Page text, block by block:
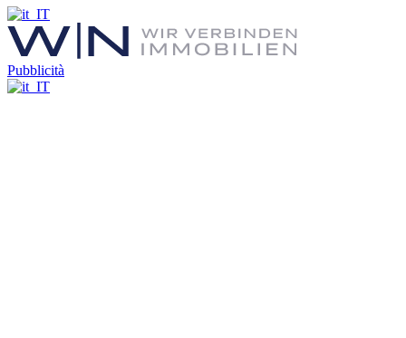
Pubblicità